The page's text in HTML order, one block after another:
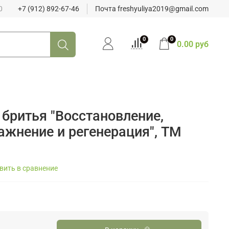
+7 (912) 892-67-46 Почта freshyuliya2019@gmail.com
0 0 0.00 руб
"Восстановление,
и регенерация", ТМ
в сравнение